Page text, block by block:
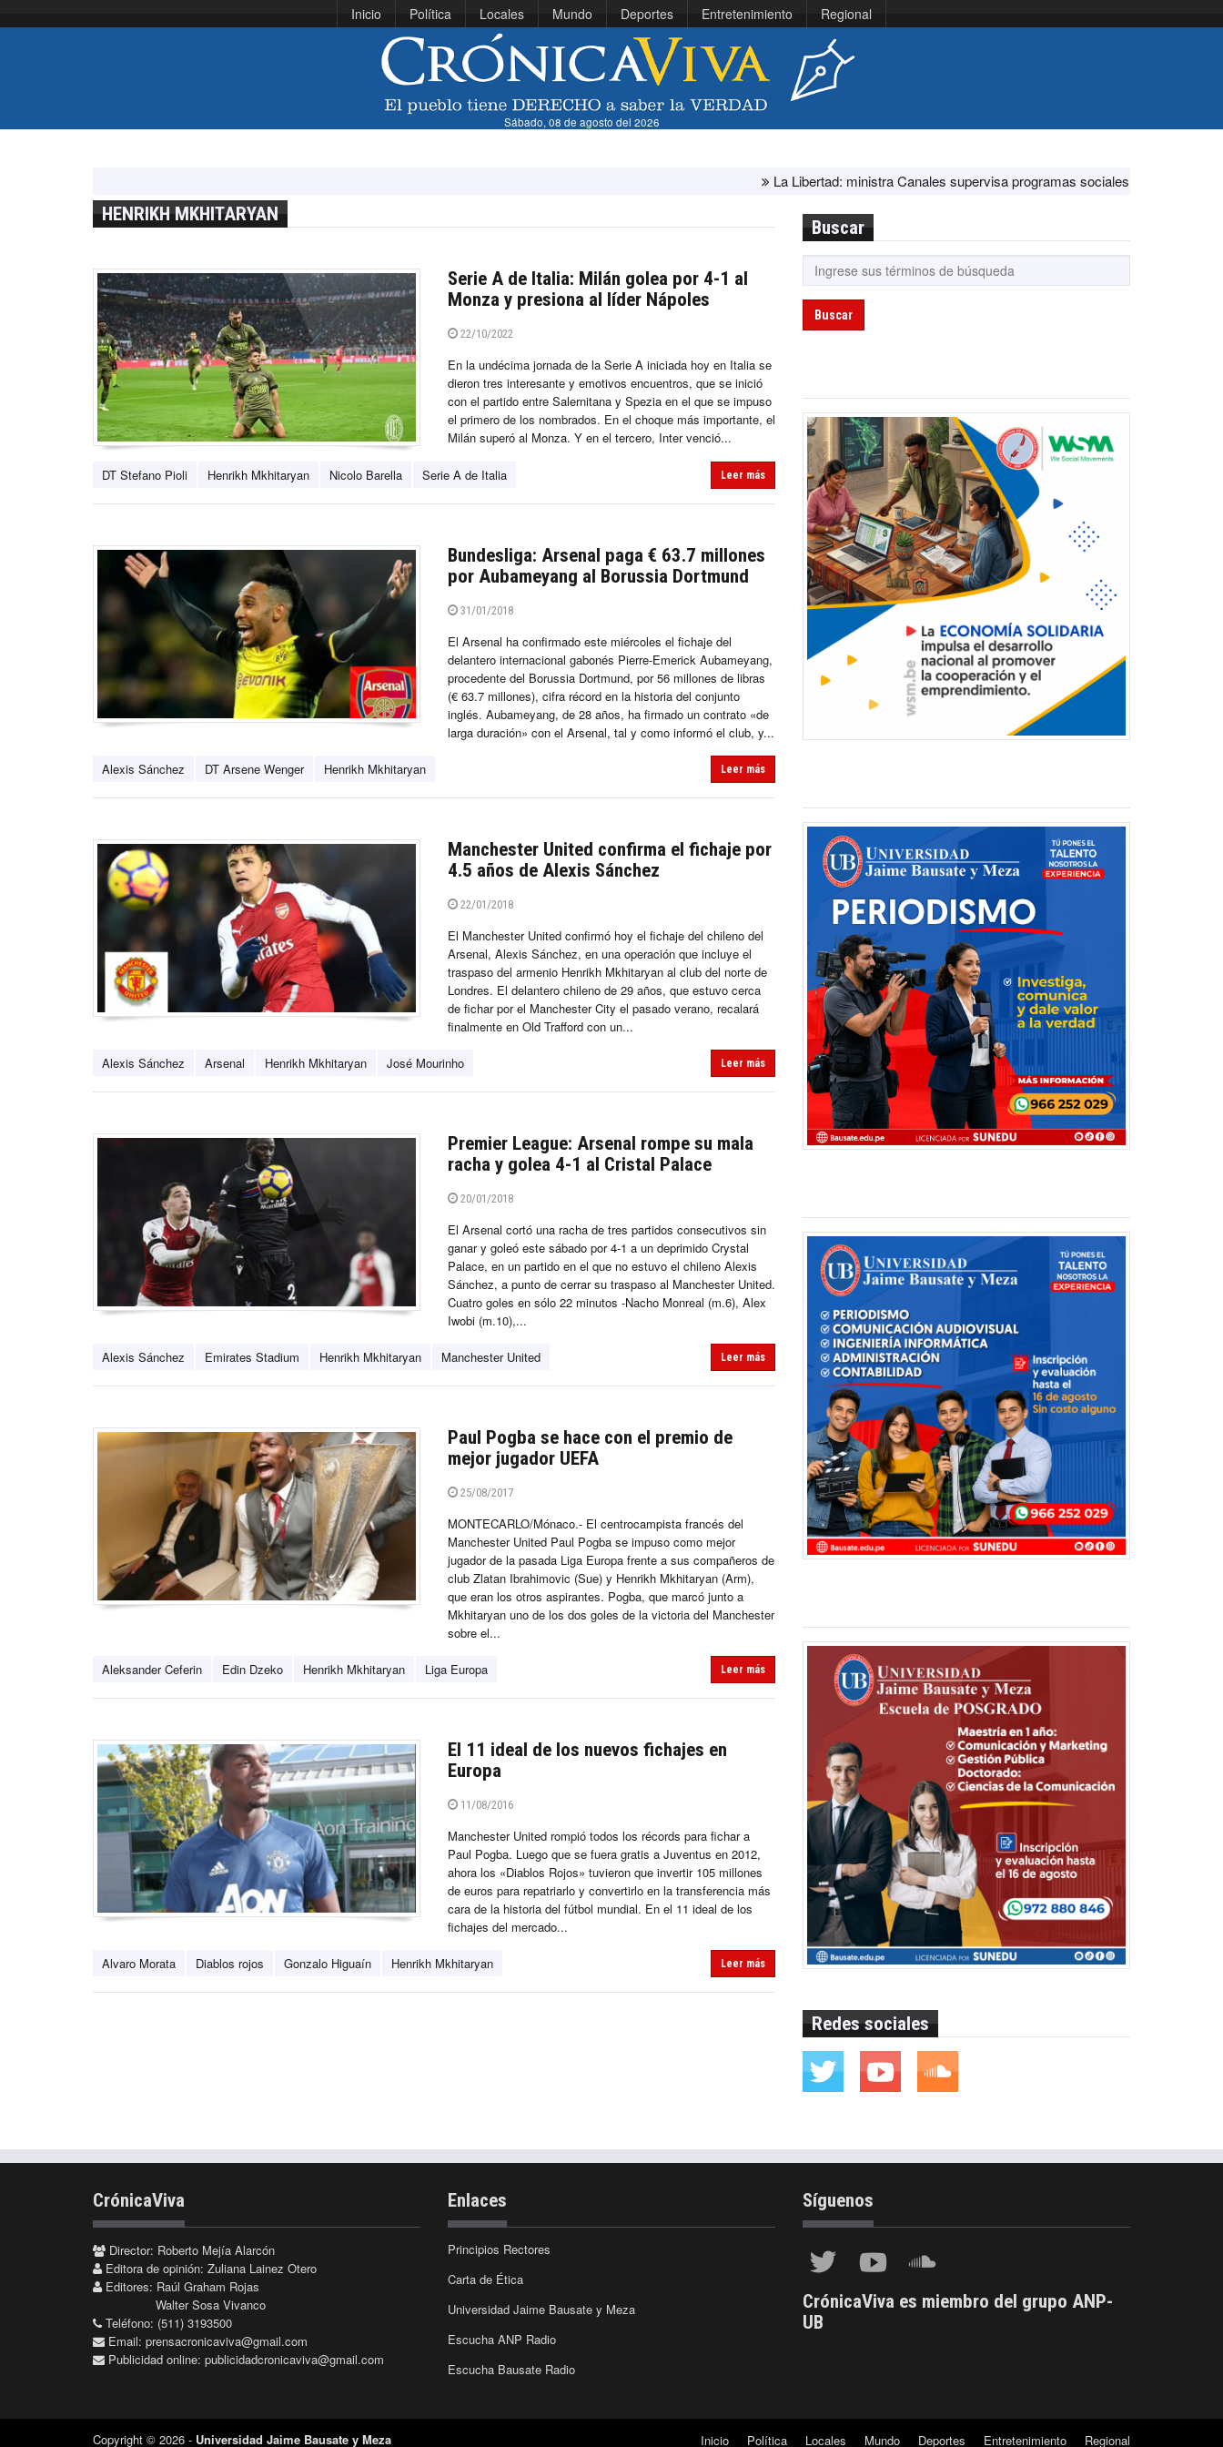
Inicio Política Locales Mundo Deportes Entretenimiento Regional
Sábado, 08 de agosto del 2026
La Libertad: ministra Canales supervisa programas sociales y acciones ante El Niño
HENRIKH MKHITARYAN
Serie A de Italia: Milán golea por 4-1 al
Monza y presiona al líder Nápoles
22/10/2022
En la undécima jornada de la Serie A iniciada hoy en Italia se
dieron tres interesante y emotivos encuentros, que se inició
con el partido entre Salernitana y Spezia en el que se impuso
el primero de los nombrados. En el choque más importante, el
Milán superó al Monza. Y en el tercero, Inter venció...
DT Stefano Pioli Henrikh Mkhitaryan Nicolo Barella Serie A de Italia Leer más
Bundesliga: Arsenal paga € 63.7 millones
por Aubameyang al Borussia Dortmund
31/01/2018
El Arsenal ha confirmado este miércoles el fichaje del
delantero internacional gabonés Pierre-Emerick Aubameyang,
procedente del Borussia Dortmund, por 56 millones de libras
(€ 63.7 millones), cifra récord en la historia del conjunto
inglés. Aubameyang, de 28 años, ha firmado un contrato «de
larga duración» con el Arsenal, tal y como informó el club, y...
Alexis Sánchez DT Arsene Wenger Henrikh Mkhitaryan Leer más
Manchester United confirma el fichaje por
4.5 años de Alexis Sánchez
22/01/2018
El Manchester United confirmó hoy el fichaje del chileno del
Arsenal, Alexis Sánchez, en una operación que incluye el
traspaso del armenio Henrikh Mkhitaryan al club del norte de
Londres. El delantero chileno de 29 años, que estuvo cerca
de fichar por el Manchester City el pasado verano, recalará
finalmente en Old Trafford con un...
Alexis Sánchez Arsenal Henrikh Mkhitaryan José Mourinho Leer más
Premier League: Arsenal rompe su mala
racha y golea 4-1 al Cristal Palace
20/01/2018
El Arsenal cortó una racha de tres partidos consecutivos sin
ganar y goleó este sábado por 4-1 a un deprimido Crystal
Palace, en un partido en el que no estuvo el chileno Alexis
Sánchez, a punto de cerrar su traspaso al Manchester United.
Cuatro goles en sólo 22 minutos -Nacho Monreal (m.6), Alex
Iwobi (m.10),...
Alexis Sánchez Emirates Stadium Henrikh Mkhitaryan Manchester United Leer más
Paul Pogba se hace con el premio de
mejor jugador UEFA
25/08/2017
MONTECARLO/Mónaco.- El centrocampista francés del
Manchester United Paul Pogba se impuso como mejor
jugador de la pasada Liga Europa frente a sus compañeros de
club Zlatan Ibrahimovic (Sue) y Henrikh Mkhitaryan (Arm),
que eran los otros aspirantes. Pogba, que marcó junto a
Mkhitaryan uno de los dos goles de la victoria del Manchester
sobre el...
Aleksander Ceferin Edin Dzeko Henrikh Mkhitaryan Liga Europa Leer más
El 11 ideal de los nuevos fichajes en
Europa
11/08/2016
Manchester United rompió todos los récords para fichar a
Paul Pogba. Luego que se fuera gratis a Juventus en 2012,
ahora los «Diablos Rojos» tuvieron que invertir 105 millones
de euros para repatriarlo y convertirlo en la transferencia más
cara de la historia del fútbol mundial. En el 11 ideal de los
fichajes del mercado...
Alvaro Morata Diablos rojos Gonzalo Higuaín Henrikh Mkhitaryan Leer más
Buscar
Buscar
Redes sociales
CrónicaViva
Director: Roberto Mejía Alarcón
Editora de opinión: Zuliana Lainez Otero
Editores: Raúl Graham Rojas
Walter Sosa Vivanco
Teléfono: (511) 3193500
Email: prensacronicaviva@gmail.com
Publicidad online: publicidadcronicaviva@gmail.com
Enlaces
Principios Rectores
Carta de Ética
Universidad Jaime Bausate y Meza
Escucha ANP Radio
Escucha Bausate Radio
Síguenos
CrónicaViva es miembro del grupo ANP-
UB
Copyright © 2026 - Universidad Jaime Bausate y Meza Inicio Política Locales Mundo Deportes Entretenimiento Regional